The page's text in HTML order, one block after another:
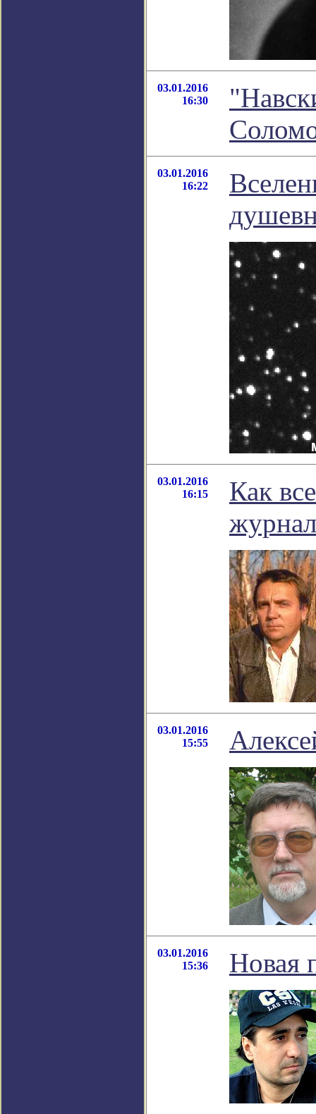
03.01.2016
16:30
03.01.2016
16:22
03.01.2016
16:15
Как
03.01.2016
15:55
03.01.2016
15:36
Новая